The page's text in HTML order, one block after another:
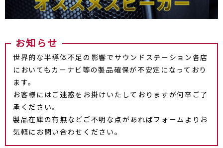
お知らせ
世界的な半導体不足の影響でサウンドステーション各店
においてもカーナビ等の製品確保が不安定になっており
ます。
お客様にはご迷惑をお掛けいたしておりますが何卒ご了
承ください。
製品在庫の有無などご不明な点があればフォームよりお
気軽にお問い合わせください。